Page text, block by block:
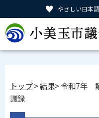
やさしい日本語
トップ>結果> 令和7年
議録